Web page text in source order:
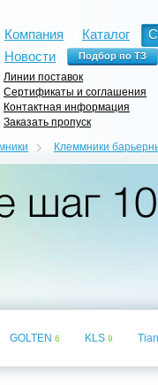
Компания Каталог
Новости
Линии поставок
Сертификаты и соглашения
Контактная информация
Заказать пропуск
Клеммники
шаг
GOLTEN 6 KLS 9